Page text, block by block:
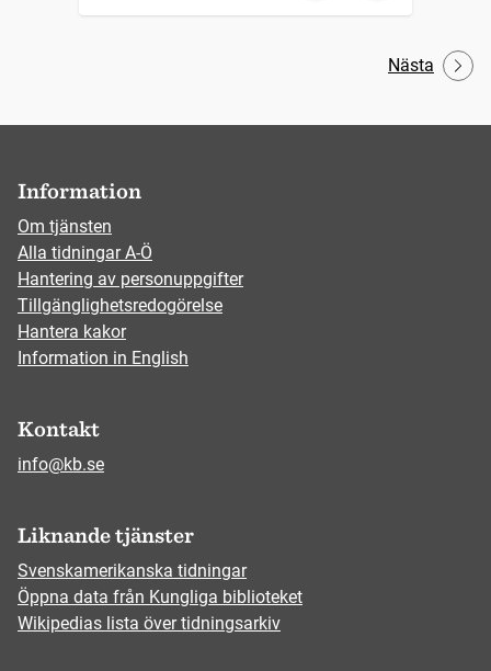
Nästa
Information
Om tjänsten
Alla tidningar A-Ö
Hantering av personuppgifter
Tillgänglighetsredogörelse
Hantera kakor
Information in English
Kontakt
info@kb.se
Liknande tjänster
Svenskamerikanska tidningar
Öppna data från Kungliga biblioteket
Wikipedias lista över tidningsarkiv